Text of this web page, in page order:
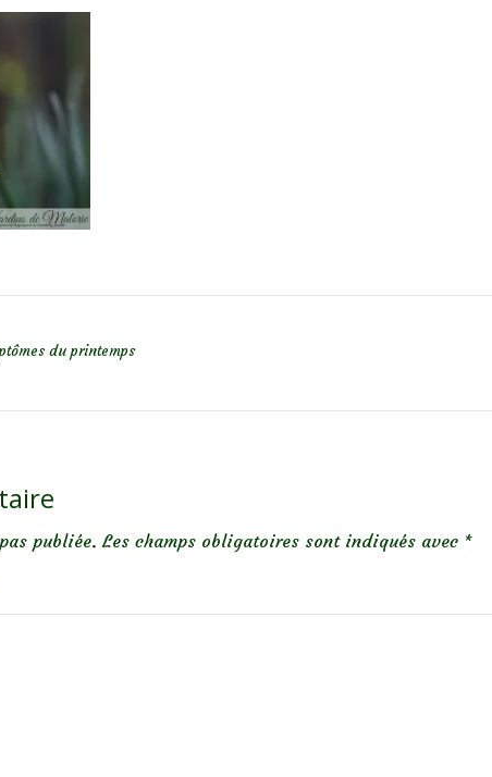
du printemps
publiée. Les champs obligatoires sont indiqués avec *